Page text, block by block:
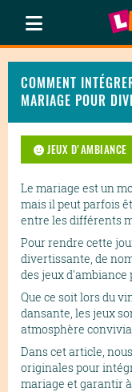
COMMENT
MARIAGE POUR
JEUX D'AMBIANCE
Le mariage est un
mais il peut parfois
entre les différents
Pour rendre cette
divertissante, de
des jeux
Que ce soit lors du
dansante, les jeux
atmosphère
Dans cet article,
originales pour
mariage et garantir